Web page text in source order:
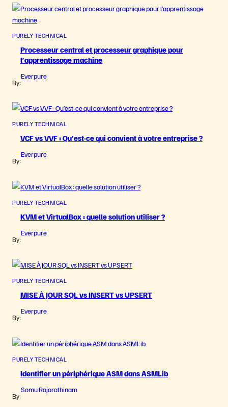
PURELY TECHNICAL
Processeur central et processeur graphique pour
l’apprentissage machine
By:
Everpure
PURELY TECHNICAL
VCF vs VVF : Qu’est-ce qui convient à votre entreprise ?
By:
Everpure
PURELY TECHNICAL
KVM et VirtualBox : quelle solution utiliser ?
By:
Everpure
PURELY TECHNICAL
MISE À JOUR SQL vs INSERT vs UPSERT
By:
Everpure
PURELY TECHNICAL
Identifier un périphérique ASM dans ASMLib
By:
Somu Rajarathinam